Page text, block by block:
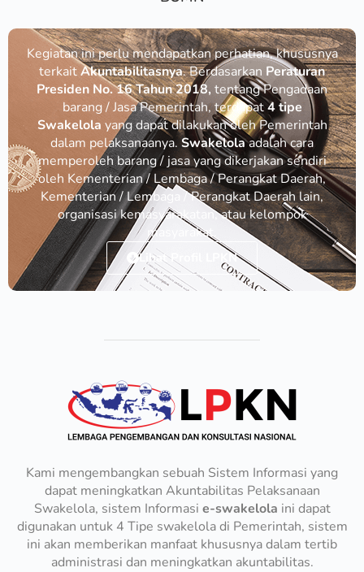
Kegiatan ini perlu mendapatkan perhatian, khususnya
terkaitAkuntabilitasnya. Berdasarkan Peraturan
Presiden No. 16 Tahun 2018,tentang Pengadaan
barang / Jasa Pemerintah, terdapat4 tipe
Swakelola yang dapat dilakukan oleh Pemerintah
dalam pelaksanaanya. Swakelolaadalah cara
memperoleh barang / jasa yang dikerjakan sendiri
oleh Kementerian / Lembaga / Perangkat Daerah,
Kementerian / Lembaga / Perangkat Daerah lain,
organisasi kemasyarakatan, atau kelompok
masyarakat.
Lihat Profil LPKN
Kami mengembangkan sebuah Sistem Informasi yang
dapat meningkatkan Akuntabilitas Pelaksanaan
Swakelola, sistem Informasi e-swakelola ini dapat
digunakan untuk 4 Tipe swakelola di Pemerintah, sistem
ini akan memberikan manfaat khususnya dalam tertib
administrasi dan meningkatkan akuntabilitas.